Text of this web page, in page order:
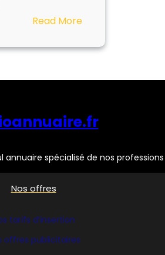
Read More:
&
annuaire spécialisé de nos professions
Nos offres
tarifs d’insertion
offres publicitaires